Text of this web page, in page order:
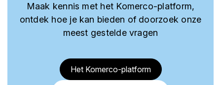
Maak kennis met het Komerco-platform,
ontdek hoe je kan bieden of doorzoek onze
meest gestelde vragen
Het Komerco-platform